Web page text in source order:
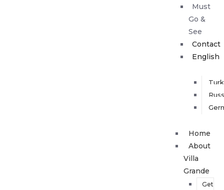
Must
Go &
See
Contact
English
Home
About
Villa
Grande
Get